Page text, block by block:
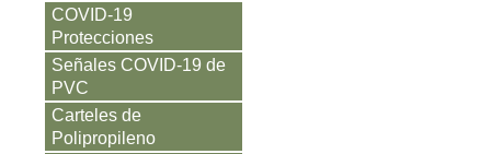
COVID-19
Protecciones
Señales COVID-19 de
PVC
Carteles de
Polipropileno